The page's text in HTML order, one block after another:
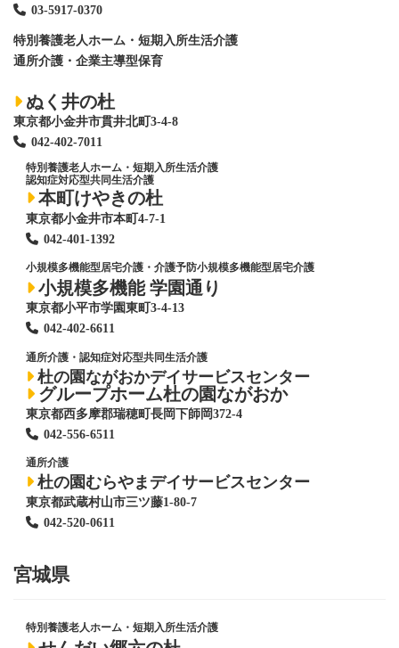
03-5917-0370
特別養護老人ホーム ・短期入所生活介護
通所介護・企業主導型保育
ぬく井の杜
東京都小金井市貫井北町3-4-8
042-402-7011
特別養護老人ホーム ・短期入所生活介護
認知症対応型共同生活介護
本町けやきの杜
東京都小金井市本町4-7-1
042-401-1392
小規模多機能型居宅介護・介護予防小規模多機能型居宅介護
小規模多機能 学園通り
東京都小平市学園東町3-4-13
042-402-6611
通所介護・認知症対応型共同生活介護
杜の園ながおかデイサービスセンター
グループホーム杜の園ながおか
東京都西多摩郡瑞穂町長岡下師岡372-4
042-556-6511
通所介護
杜の園むらやまデイサービスセンター
東京都武蔵村山市三ツ藤1-80-7
042-520-0611
宮城県
特別養護老人ホーム ・短期入所生活介護